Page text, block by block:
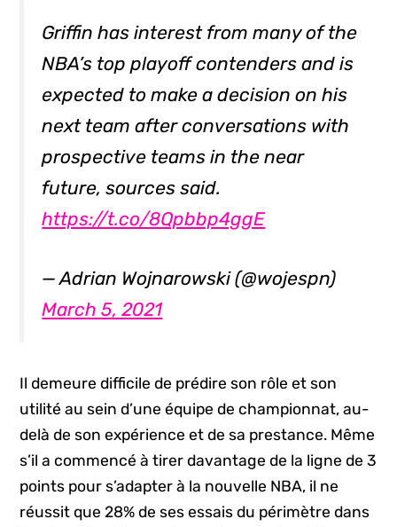
Griffin has interest from many of the
NBA’s top playoff contenders and is
expected to make a decision on his
next team after conversations with
prospective teams in the near
future, sources said.
https://t.co/8Qpbbp4ggE
— Adrian Wojnarowski (@wojespn)
March 5, 2021
Il demeure difficile de prédire son rôle et son
utilité au sein d’une équipe de championnat, au-
delà de son expérience et de sa prestance. Même
s’il a commencé à tirer davantage de la ligne de 3
points pour s’adapter à la nouvelle NBA, il ne
réussit que 28% de ses essais du périmètre dans